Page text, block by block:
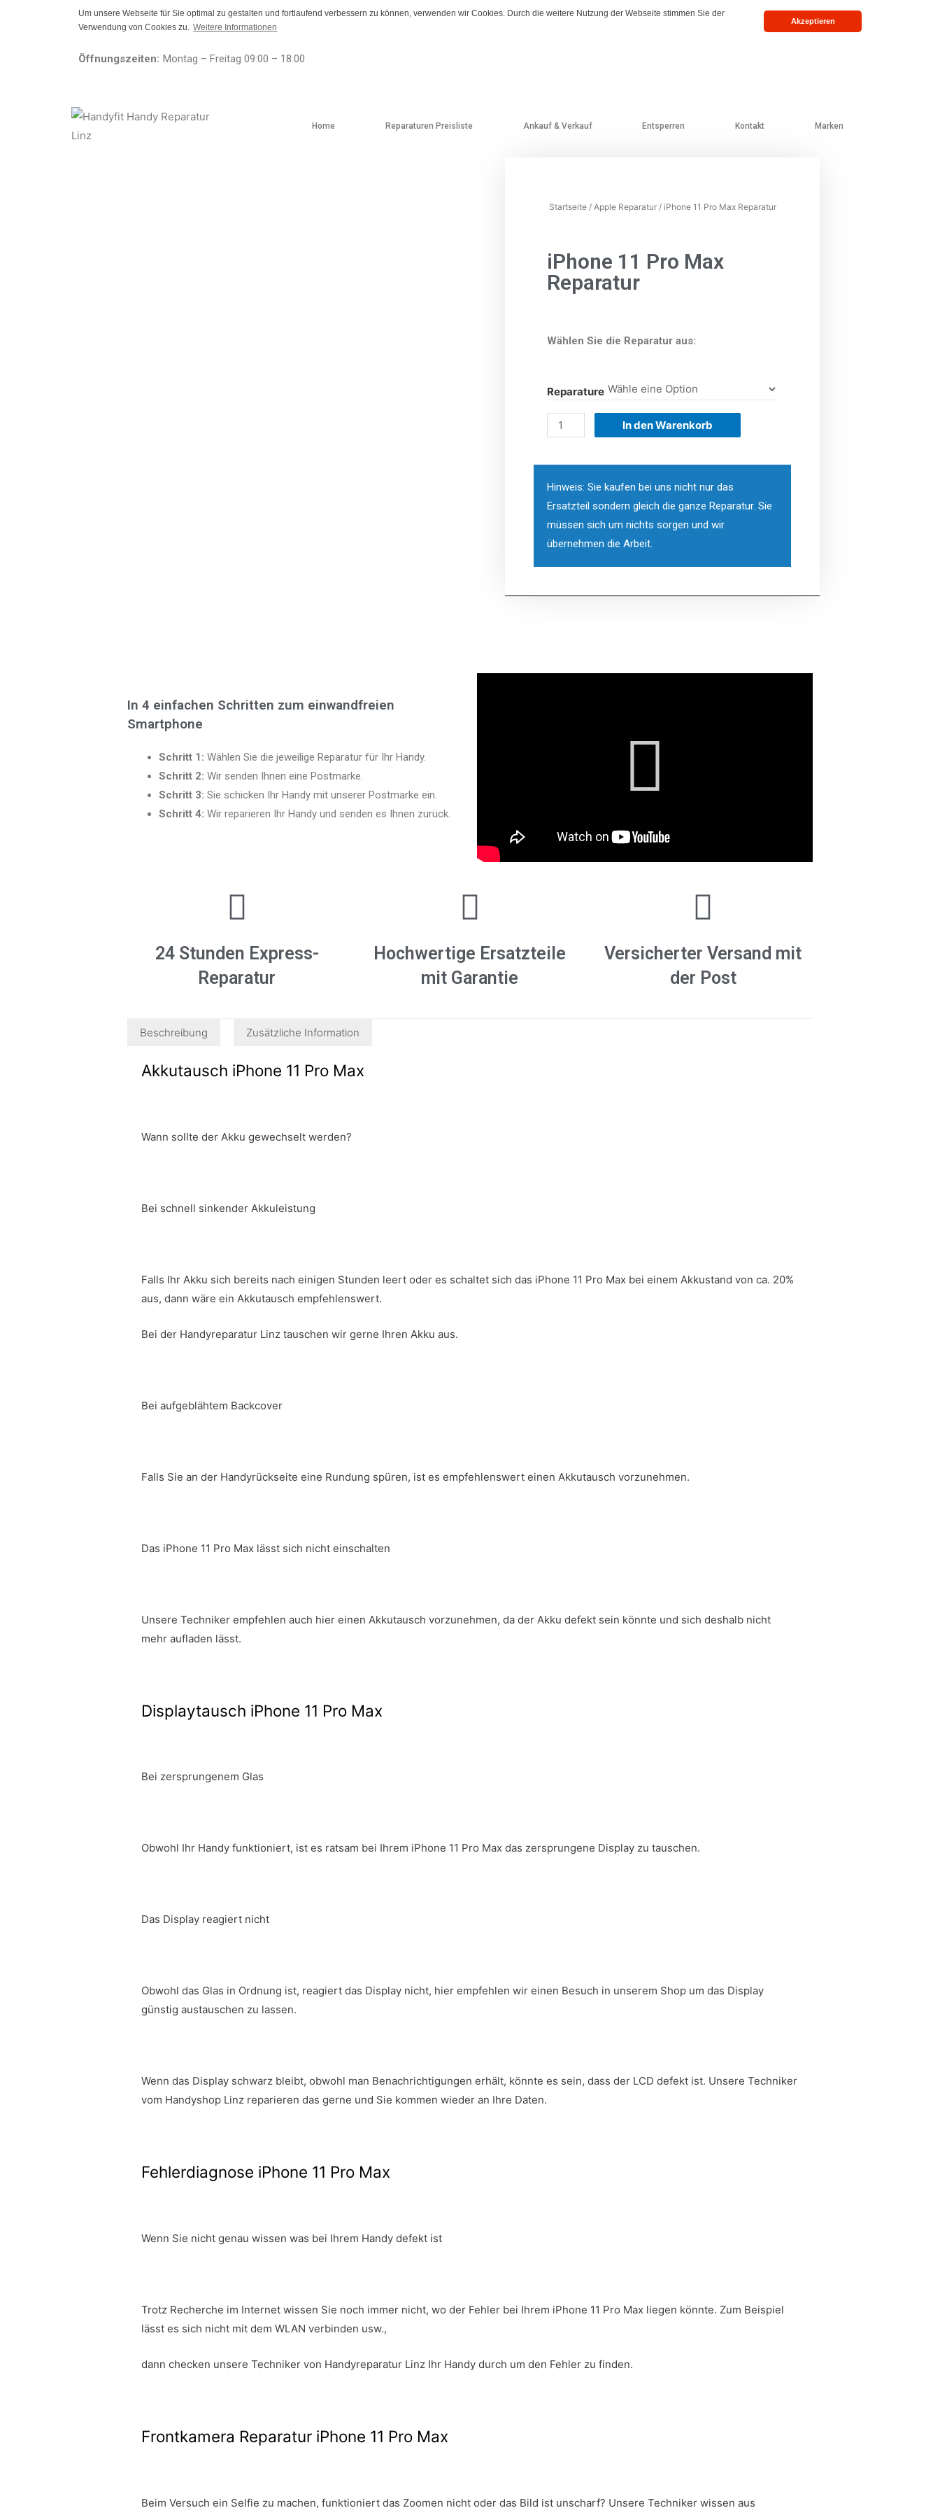
Um unsere Webseite für Sie optimal zu gestalten und fortlaufend verbessern zu können, verwenden wir Cookies. Durch die weitere Nutzung der Webseite stimmen Sie der
Verwendung von Cookies zu. Weitere Informationen
Akzeptieren
Öffnungszeiten: Montag – Freitag 09:00 – 18:00
Home Reparaturen Preisliste Ankauf & Verkauf Entsperren Kontakt Marken
Startseite/ Apple Reparatur/ iPhone 11 Pro Max Reparatur
iPhone 11 Pro Max
Reparatur
Wählen Sie die Reparatur aus:
Reparaturen
In den Warenkorb
Hinweis: Sie kaufen bei uns nicht nur das
Ersatzteil sondern gleich die ganze Reparatur. Sie
müssen sich um nichts sorgen und wir
übernehmen die Arbeit.
In 4 einfachen Schritten zum einwandfreien
Smartphone
Schritt 1: Wählen Sie die jeweilige Reparatur für Ihr Handy.
Schritt 2: Wir senden Ihnen eine Postmarke.
Schritt 3: Sie schicken Ihr Handy mit unserer Postmarke ein.
Schritt 4: Wir reparieren Ihr Handy und senden es Ihnen zurück.
24 Stunden Express-
Reparatur
Hochwertige Ersatzteile
mit Garantie
Versicherter Versand mit
der Post
Beschreibung Zusätzliche Information
Akkutausch iPhone 11 Pro Max
Wann sollte der Akku gewechselt werden?
Bei schnell sinkender Akkuleistung
Falls Ihr Akku sich bereits nach einigen Stunden leert oder es schaltet sich das iPhone 11 Pro Max bei einem Akkustand von ca. 20%
aus, dann wäre ein Akkutausch empfehlenswert.
Bei der Handyreparatur Linz tauschen wir gerne Ihren Akku aus.
Bei aufgeblähtem Backcover
Falls Sie an der Handyrückseite eine Rundung spüren, ist es empfehlenswert einen Akkutausch vorzunehmen.
Das iPhone 11 Pro Max lässt sich nicht einschalten
Unsere Techniker empfehlen auch hier einen Akkutausch vorzunehmen, da der Akku defekt sein könnte und sich deshalb nicht
mehr aufladen lässt.
Displaytausch iPhone 11 Pro Max
Bei zersprungenem Glas
Obwohl Ihr Handy funktioniert, ist es ratsam bei Ihrem iPhone 11 Pro Max das zersprungene Display zu tauschen.
Das Display reagiert nicht
Obwohl das Glas in Ordnung ist, reagiert das Display nicht, hier empfehlen wir einen Besuch in unserem Shop um das Display
günstig austauschen zu lassen.
Wenn das Display schwarz bleibt, obwohl man Benachrichtigungen erhält, könnte es sein, dass der LCD defekt ist. Unsere Techniker
vom Handyshop Linz reparieren das gerne und Sie kommen wieder an Ihre Daten.
Fehlerdiagnose iPhone 11 Pro Max
Wenn Sie nicht genau wissen was bei Ihrem Handy defekt ist
Trotz Recherche im Internet wissen Sie noch immer nicht, wo der Fehler bei Ihrem iPhone 11 Pro Max liegen könnte. Zum Beispiel
lässt es sich nicht mit dem WLAN verbinden usw.,
dann checken unsere Techniker von Handyreparatur Linz Ihr Handy durch um den Fehler zu finden.
Frontkamera Reparatur iPhone 11 Pro Max
Beim Versuch ein Selfie zu machen, funktioniert das Zoomen nicht oder das Bild ist unscharf? Unsere Techniker wissen aus